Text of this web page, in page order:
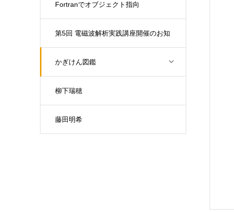
Fortranでオブジェクト指向
第5回 電磁波解析実践講座開催のお知
らせ（開催日：9月30日)
かぎけん図鑑
柳下瑞穂
藤田明希